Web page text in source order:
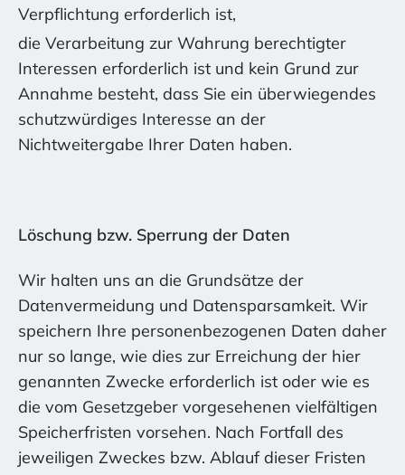
Verpflichtung erforderlich ist,
die Verarbeitung zur Wahrung berechtigter
Interessen erforderlich ist und kein Grund zur
Annahme besteht, dass Sie ein überwiegendes
schutzwürdiges Interesse an der
Nichtweitergabe Ihrer Daten haben.
Löschung bzw. Sperrung der Daten
Wir halten uns an die Grundsätze der
Datenvermeidung und Datensparsamkeit. Wir
speichern Ihre personenbezogenen Daten daher
nur so lange, wie dies zur Erreichung der hier
genannten Zwecke erforderlich ist oder wie es
die vom Gesetzgeber vorgesehenen vielfältigen
Speicherfristen vorsehen. Nach Fortfall des
jeweiligen Zweckes bzw. Ablauf dieser Fristen